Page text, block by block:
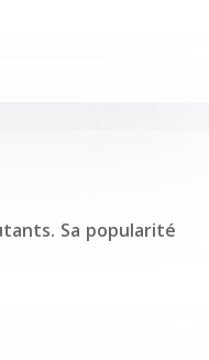
Sa popularité